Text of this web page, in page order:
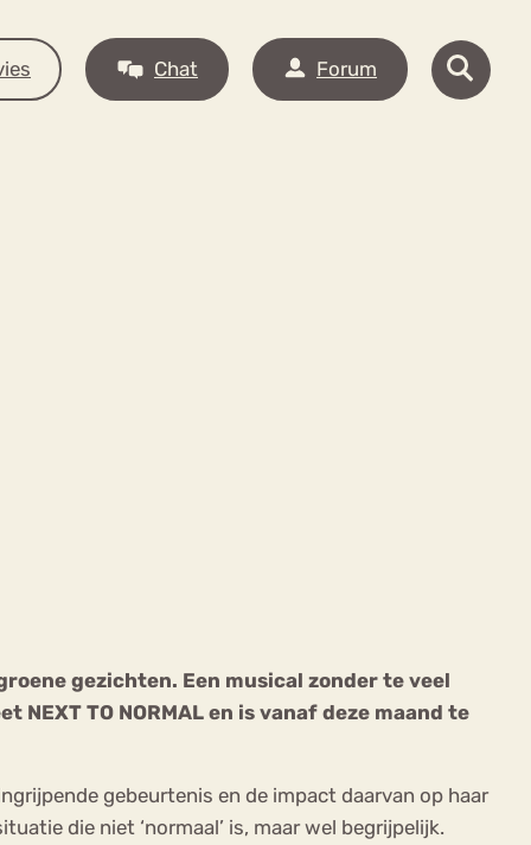
Chat Forum
gezichten. Een musical zonder te veel
TO NORMAL en is vanaf deze maand te
gebeurtenis en de impact daarvan op haar
die niet ‘normaal’ is, maar wel begrijpelijk.